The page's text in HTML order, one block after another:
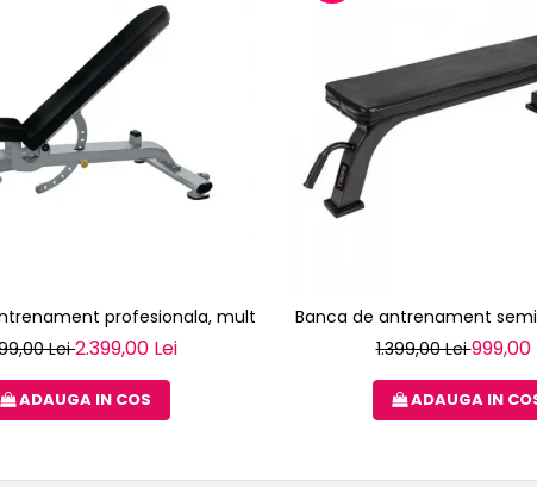
profesionala, multifunctionala TOORX WBX-2200
Lei2.399,00 Lei
ADAUGA IN COS
Banca de antrenament
1.399,00 Lei999,00
ADAUGA IN